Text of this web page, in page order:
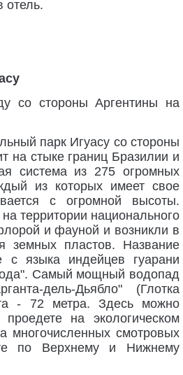
отель.
со стороны Аргентины на
парк Игуасу со стороны
на стыке границ Бразилии и
система из 275 огромных
из которых имеет свое
с огромной высоты.
территории национального
и фауной и возникли в
земных пластов. Название
с языка индейцев гуарани
Самый мощный водопад
дель-Дьябло" (Глотка
- 72 метра. Здесь можно
на экологическом
многочисленных смотровых
по Верхнему и Нижнему